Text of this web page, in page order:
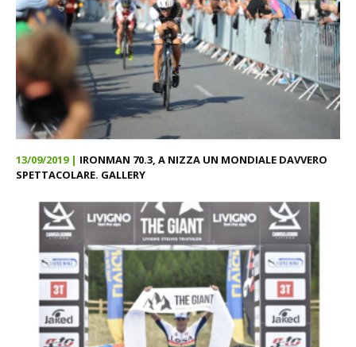
13/09/2019 | IRONMAN 70.3, A NIZZA UN MONDIALE DAVVERO
SPETTACOLARE. GALLERY